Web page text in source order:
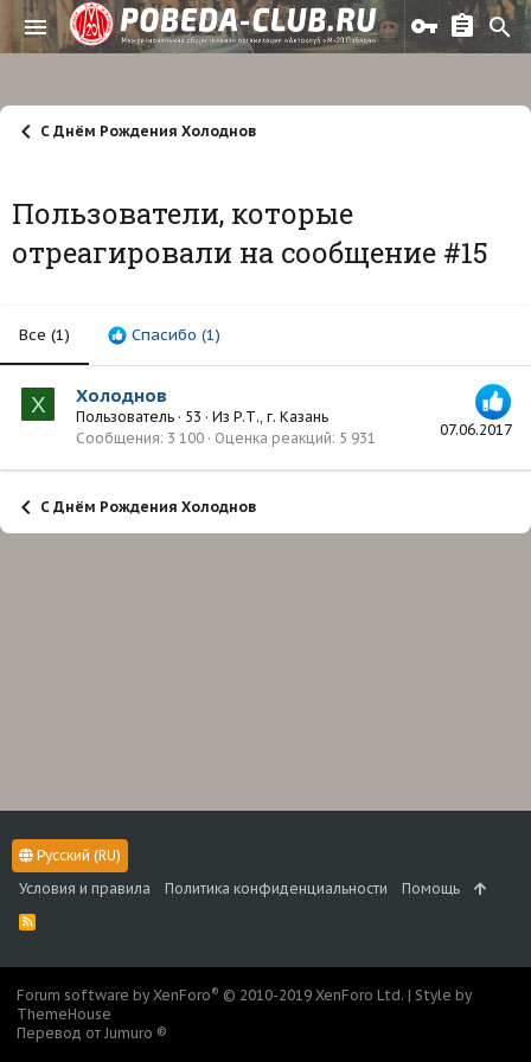
С Днём Рождения Холоднов
Пользователи, которые
отреагировали на сообщение #15
Все (1) Спасибо (1)
Х
07.06.2017
Холоднов
Пользователь · 53 · Из Р.Т., г. Казань
Сообщения 3 100 Оценка реакций 5 931
С Днём Рождения Холоднов
Русский (RU)
Условия и правила
Политика конфиденциальности Помощь
R
S
Forum software by XenForo® © 2010-2019 XenForo Ltd. | Style by
ThemeHouse
Перевод от Jumuro ®